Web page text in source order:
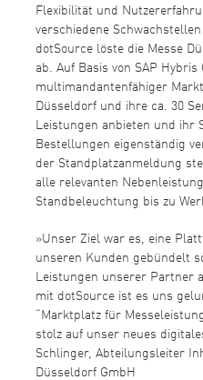
Flexibilität und
verschiedene
dotSource löste die Messe
ab. Auf Basis von SAP
multimandantenfähiger
Düsseldorf und ihre ca. 30
Leistungen anbieten und ihr
Bestellungen eigenständig
der Standplatzanmeldung
alle relevanten
Standbeleuchtung bis zu
»Unser Ziel war es, eine
unseren Kunden gebündelt
Leistungen unserer Partner
mit dotSource ist es uns
“Marktplatz für
stolz auf unser neues
Schlinger, Abteilungsleiter
Düsseldorf GmbH